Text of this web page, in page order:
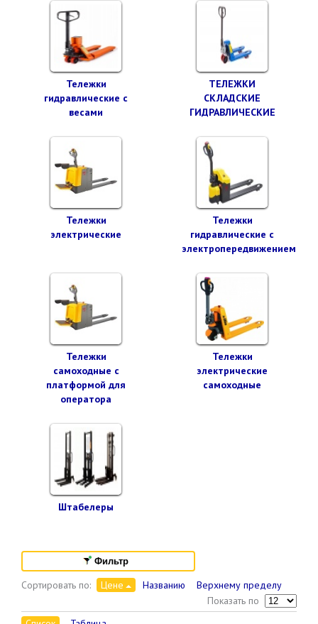
Тележки
гидравлические с
весами
ТЕЛЕЖКИ
СКЛАДСКИЕ
ГИДРАВЛИЧЕСКИЕ
Тележки
электрические
Тележки
гидравлические с
электропередвижением
Тележки
самоходные с
платформой для
оператора
Тележки
электрические
самоходные
Штабелеры
Фильтр
Сортировать по: Цене Названию
Верхнему пределу
Показать по